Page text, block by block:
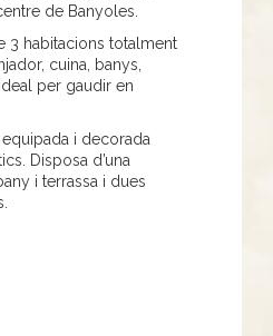
de Banyoles.
3 habitacions totalment
cuina, banys,
per gaudir en
equipada i decorada
Disposa d’una
i terrassa i dues